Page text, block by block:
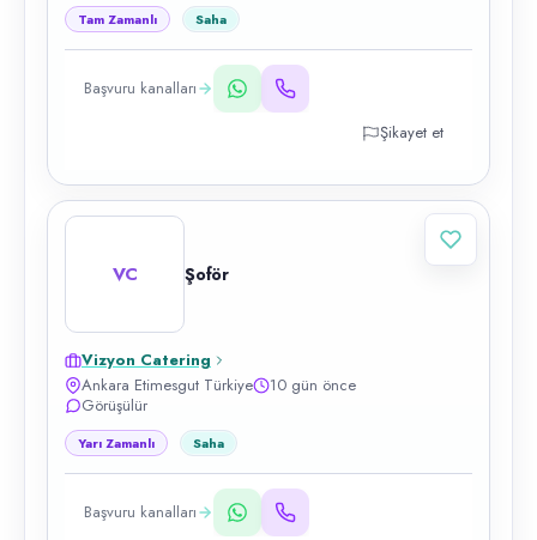
Tam Zamanlı Saha
Başvuru kanalları
Şikayet et
VC Şoför
Vizyon Catering
Ankara Etimesgut Türkiye
10 gün önce
Görüşülür
Yarı Zamanlı Saha
Başvuru kanalları